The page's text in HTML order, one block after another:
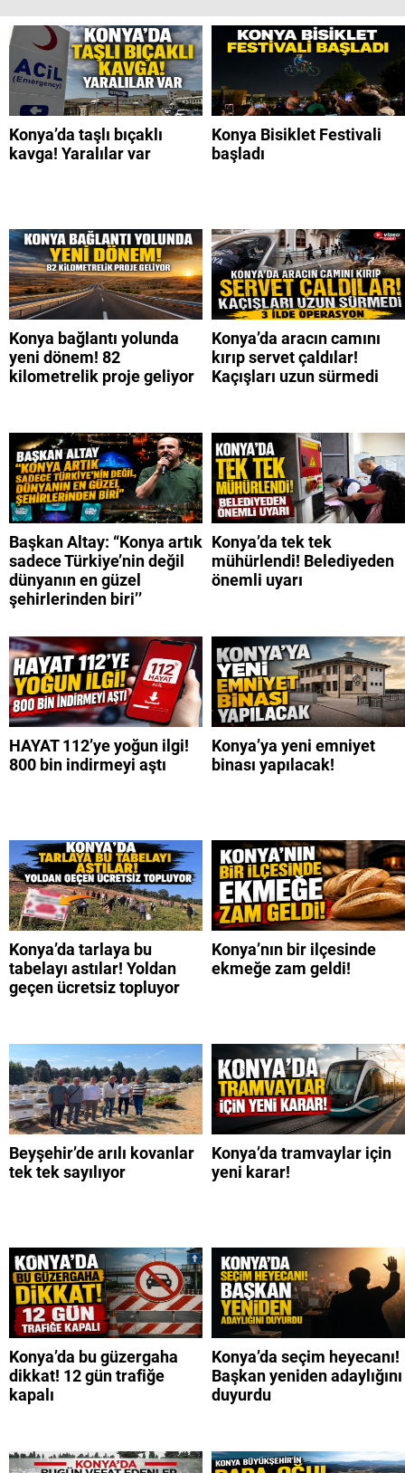
Konya’da taşlı bıçaklı
kavga! Yaralılar var
Konya Bisiklet Festivali
başladı
Konya bağlantı yolunda
yeni dönem! 82
kilometrelik proje geliyor
Konya’da aracın camını
kırıp servet çaldılar!
Kaçışları uzun sürmedi
Başkan Altay: “Konya artık
sadece Türkiye’nin değil
dünyanın en güzel
şehirlerinden biri’’
Konya’da tek tek
mühürlendi! Belediyeden
önemli uyarı
HAYAT 112’ye yoğun ilgi!
800 bin indirmeyi aştı
Konya’ya yeni emniyet
binası yapılacak!
Konya’da tarlaya bu
tabelayı astılar! Yoldan
geçen ücretsiz topluyor
Konya’nın bir ilçesinde
ekmeğe zam geldi!
Beyşehir’de arılı kovanlar
tek tek sayılıyor
Konya’da tramvaylar için
yeni karar!
Konya’da bu güzergaha
dikkat! 12 gün trafiğe
kapalı
Konya’da seçim heyecanı!
Başkan yeniden adaylığını
duyurdu